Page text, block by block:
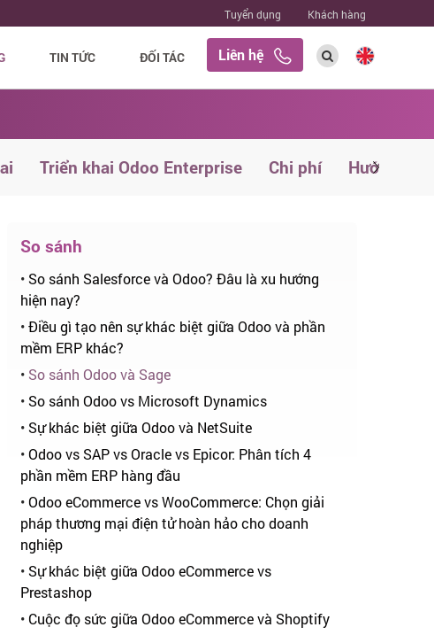
Tuyển dụng Khách hàng
TIN TỨC ĐỐI TÁC Liên hệ
Triển khai Odoo Enterprise Chi phí Hướng
So sánh
• So sánh Salesforce và Odoo? Đâu là xu hướng
hiện nay?
•Điều gì tạo nên sự khác biệt giữa Odoo và phần
mềm ERP khác?
• So sánh Odoo và Sage
• So sánh Odoo vs Microsoft Dynamics
• Sự khác biệt giữa Odoo và NetSuite
•Odoo vs SAP vs Oracle vs Epicor: Phân tích 4
phần mềm ERP hàng đầu
•Odoo eCommerce vs WooCommerce: Chọn giải
pháp thương mại điện tử hoàn hảo cho doanh
nghiệp
• Sự khác biệt giữa Odoo eCommerce vs
Prestashop
• Cuộc đọ sức giữa Odoo eCommerce và Shoptify